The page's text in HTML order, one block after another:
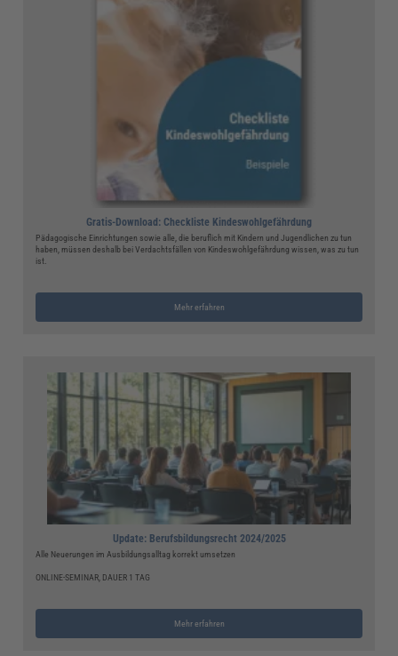
Gratis-Download: Checkliste Kindeswohlgefährdung
Pädagogische Einrichtungen sowie alle, die beruflich mit Kindern und Jugendlichen zu tun
haben, müssen deshalb bei Verdachtsfällen von Kindeswohlgefährdung wissen, was zu tun
ist.
Mehr erfahren
Update: Berufsbildungsrecht 2024/2025
Alle Neuerungen im Ausbildungsalltag korrekt umsetzen
ONLINE-SEMINAR, DAUER 1 TAG
Mehr erfahren